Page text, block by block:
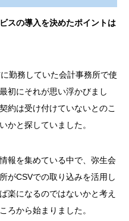
スの導入を決めたポイントは
勤務していた会計事務所で使
初にそれが思い浮かびまし
約は受け付けていないとのこ
かと探していました。
報を集めている中で、弥生会
がCSVでの取り込みを活用し
楽になるのではないかと考え
ろから始まりました。